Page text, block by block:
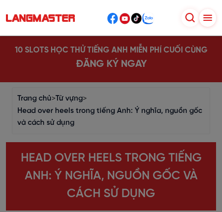
10 SLOTS HỌC THỬ TIẾNG ANH MIỄN PHÍ CUỐI CÙNG
ĐĂNG KÝ NGAY
Trang chủ>Từ vựng>
Head over heels trong tiếng Anh: Ý nghĩa, nguồn gốc
và cách sử dụng
HEAD OVER HEELS TRONG TIẾNG
ANH: Ý NGHĨA, NGUỒN GỐC VÀ
CÁCH SỬ DỤNG